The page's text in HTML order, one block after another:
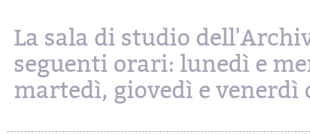
La sala di studio
seguenti orari: lunedì e
martedì, giovedì e venerdì